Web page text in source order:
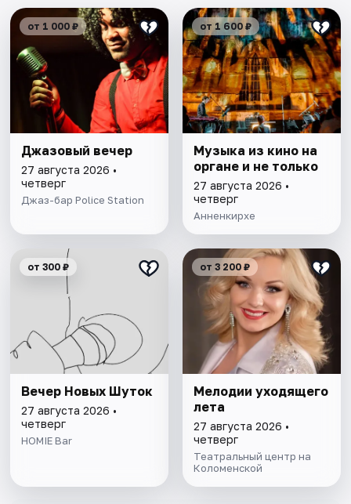
от 1 000 ₽
Джазовый вечер
27 августа 2026 •
четверг
Джаз-бар Police Station
от 1 600 ₽
Музыка из кино на
органе и не только
27 августа 2026 •
четверг
Анненкирхе
от 300 ₽
Вечер Новых Шуток
27 августа 2026 •
четверг
HOMIE Bar
от 3 200 ₽
Мелодии уходящего
лета
27 августа 2026 •
четверг
Театральный центр на
Коломенской